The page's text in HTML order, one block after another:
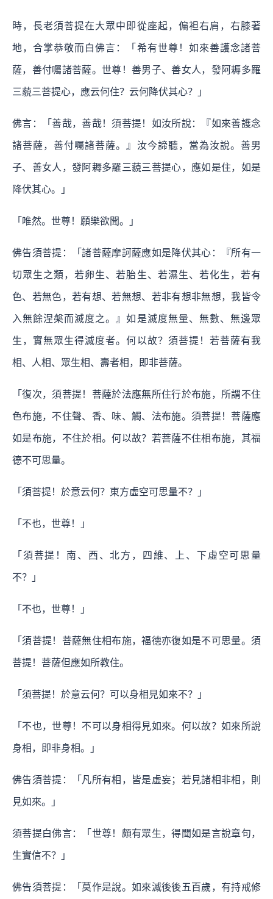
時，長老須菩提在大眾中即從座起，偏袒右肩，右膝著
地，合掌恭敬而白佛言：「希有世尊！如來善護念諸菩
薩，善付囑諸菩薩。世尊！善男子、善女人，發阿耨多羅
三藐三菩提心，應云何住？云何降伏其心？」
佛言：「善哉，善哉！須菩提！如汝所說：『如來善護念
諸菩薩，善付囑諸菩薩。』汝今諦聽，當為汝說。善男
子、善女人，發阿耨多羅三藐三菩提心，應如是住，如是
降伏其心。」
「唯然。世尊！願樂欲聞。」
佛告須菩提：「諸菩薩摩訶薩應如是降伏其心：『所有一
切眾生之類，若卵生、若胎生、若濕生、若化生，若有
色、若無色，若有想、若無想、若非有想非無想，我皆令
入無餘涅槃而滅度之。』如是滅度無量、無數、無邊眾
生，實無眾生得滅度者。何以故？須菩提！若菩薩有我
相、人相、眾生相、壽者相，即非菩薩。
「復次，須菩提！菩薩於法應無所住行於布施，所謂不住
色布施，不住聲、香、味、觸、法布施。須菩提！菩薩應
如是布施，不住於相。何以故？若菩薩不住相布施，其福
德不可思量。
「須菩提！於意云何？東方虛空可思量不？」
「不也，世尊！」
「須菩提！南、西、北方，四維、上、下虛空可思量
不？」
「不也，世尊！」
「須菩提！菩薩無住相布施，福德亦復如是不可思量。須
菩提！菩薩但應如所教住。
「須菩提！於意云何？可以身相見如來不？」
「不也，世尊！不可以身相得見如來。何以故？如來所說
身相，即非身相。」
佛告須菩提：「凡所有相，皆是虛妄；若見諸相非相，則
見如來。」
須菩提白佛言：「世尊！頗有眾生，得聞如是言說章句，
生實信不？」
佛告須菩提：「莫作是說。如來滅後後五百歲，有持戒修